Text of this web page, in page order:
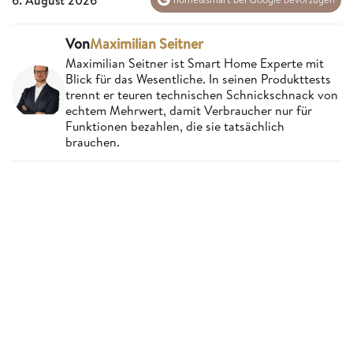
VonMaximilian Seitner
Maximilian Seitner ist Smart Home Experte mit
Blick für das Wesentliche. In seinen Produkttests
trennt er teuren technischen Schnickschnack von
echtem Mehrwert, damit Verbraucher nur für
Funktionen bezahlen, die sie tatsächlich
brauchen.